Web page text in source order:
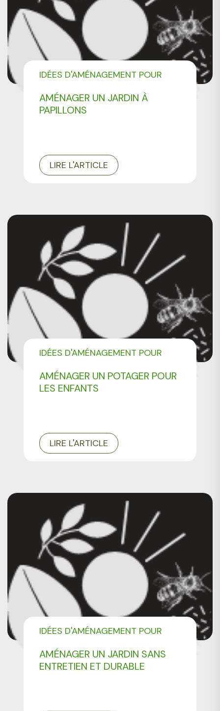
AMÉNAGER UN JARDIN À
PAPILLONS
IDÉES D'AMÉNAGEMENT POUR
LIRE L'ARTICLE
AMÉNAGER UN POTAGER POUR
LES ENFANTS
IDÉES D'AMÉNAGEMENT POUR
LIRE L'ARTICLE
AMÉNAGER UN JARDIN SANS
ENTRETIEN ET DURABLE
IDÉES D'AMÉNAGEMENT POUR